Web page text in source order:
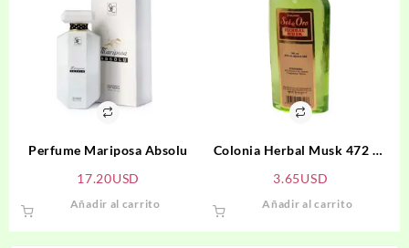
Perfume Mariposa Absolu
17.20USD
Añadir al carrito
Colonia Herbal Musk 472 ml
3.65USD
Añadir al carrito